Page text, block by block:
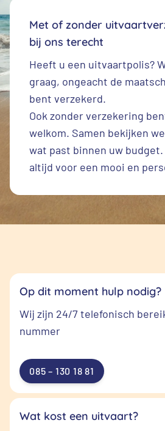
Met of zonder
bij ons terecht
Heeft u een uitvaartpolis?
graag, ongeacht de
bent verzekerd.
Ook zonder verzekering
welkom. Samen bekijken
wat past binnen uw budget.
altijd voor een mooi en
Op dit moment hulp nodig?
Wij zijn 24/7 telefonisch
nummer
085 – 130 18 81
Wat kost een uitvaart?